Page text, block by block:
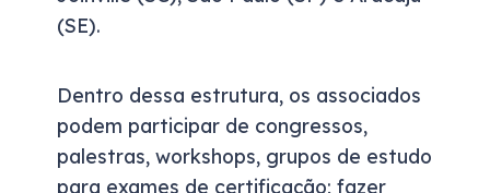
(SE).
Dentro dessa estrutura, os associados
podem participar de congressos,
palestras, workshops, grupos de estudo
para exames de certificação; fazer